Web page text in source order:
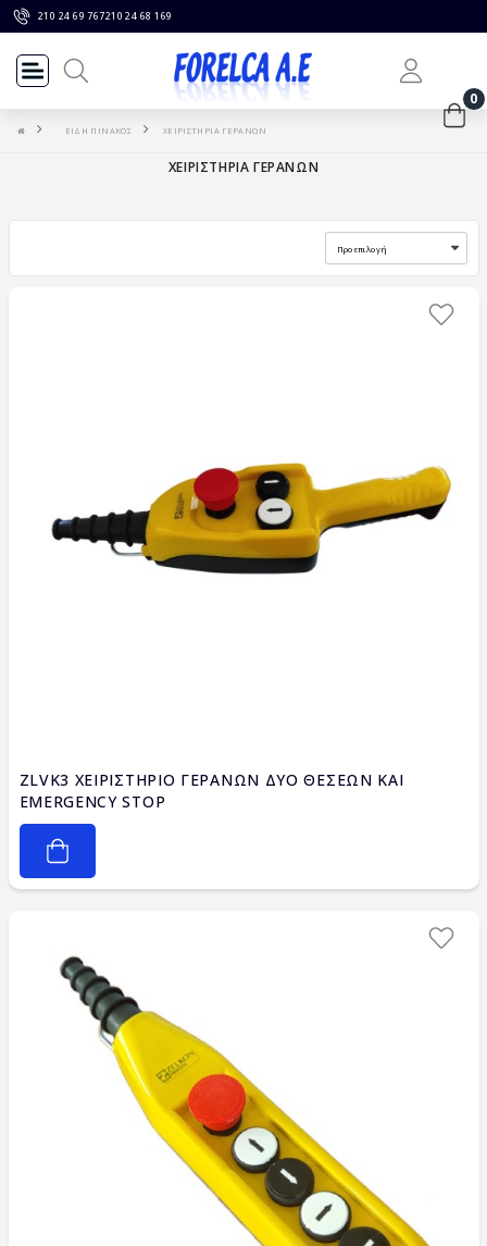
210 24 69 767210 24 68 169
0
ΕΙΔΗ ΠΙΝΑΚΟΣ ΧΕΙΡΙΣΤΗΡΙΑ ΓΕΡΑΝΩΝ
ΧΕΙΡΙΣΤΗΡΙΑ ΓΕΡΑΝΩΝ
ZLVK3 ΧΕΙΡΙΣΤΗΡΙΟ ΓΕΡΑΝΩΝ ΔΥΟ ΘΕΣΕΩΝ ΚΑΙ
EMERGENCY STOP